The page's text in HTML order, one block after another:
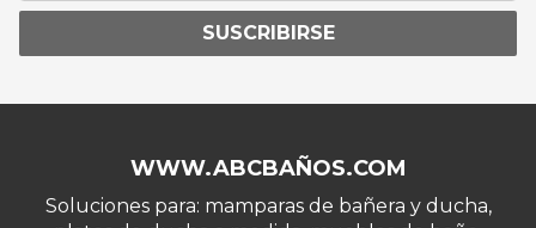
SUSCRIBIRSE
WWW.ABCBAÑOS.COM
Soluciones para: mamparas de bañera y ducha,